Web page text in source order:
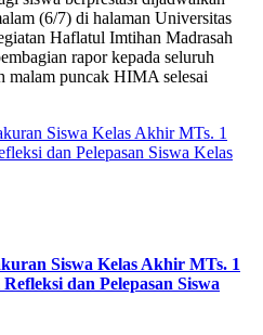
(6/7) di halaman Universitas
Haflatul Imtihan Madrasah
rapor kepada seluruh
malam puncak HIMA selesai
Siswa Kelas Akhir MTs. 1
dan Pelepasan Siswa